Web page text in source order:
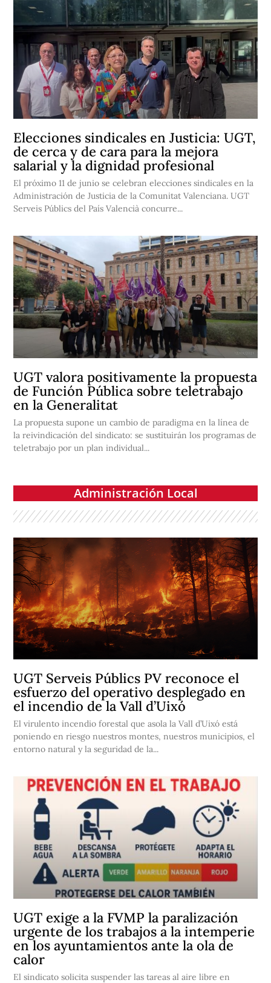
Elecciones sindicales en Justicia: UGT,
de cerca y de cara para la mejora
salarial y la dignidad profesional
El próximo 11 de junio se celebran elecciones sindicales en la
Administración de Justicia de la Comunitat Valenciana. UGT
Serveis Públics del País Valencià concurre...
UGT valora positivamente la propuesta
de Función Pública sobre teletrabajo
en la Generalitat
La propuesta supone un cambio de paradigma en la línea de
la reivindicación del sindicato: se sustituirán los programas de
teletrabajo por un plan individual...
Administración Local
UGT Serveis Públics PV reconoce el
esfuerzo del operativo desplegado en
el incendio de la Vall d’Uixó
El virulento incendio forestal que asola la Vall d’Uixó está
poniendo en riesgo nuestros montes, nuestros municipios, el
entorno natural y la seguridad de la...
UGT exige a la FVMP la paralización
urgente de los trabajos a la intemperie
en los ayuntamientos ante la ola de
calor
El sindicato solicita suspender las tareas al aire libre en